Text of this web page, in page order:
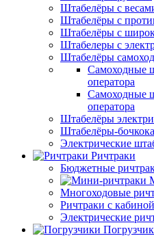
Штабелёры с
Штабелёры с
Штабелёры с
Штабелеры с
Штабелёры
Самоходные
оператора
Самоходные
оператора
Штабелёры
Штабелёры-
Электрические
Ричтраки
Бюджетные
Многоходовые
Ричтраки с кабиной
Электрические